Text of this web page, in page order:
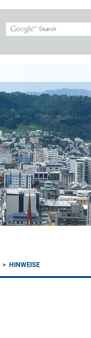
HINWEISE